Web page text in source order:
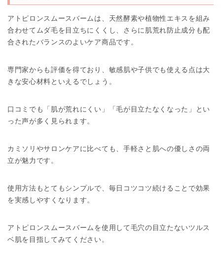
アトピロンスムースバームは、天然酵素や植物性エキスを組み
合わせてムダ毛を目立ちにくくし、さらに肌荒れ防止成分も配
合されたバランスのよいケア商品です。
専門家からも評価を得ており、敏感肌や子供でも使える点は大
きな安心材料といえるでしょう。
口コミでも「肌が荒れにくい」「毛が目立たなくなった」とい
った声が多く見られます。
カミソリやサロンケアに比べても、手軽さと肌への優しさの両
立が魅力です。
使用方法もとてもシンプルで、毎日コツコツ続けることで効果
を実感しやすくなります。
アトピロンスムースバームを使用して毛穴の目立たないツルス
ベ肌を目指してみてください。